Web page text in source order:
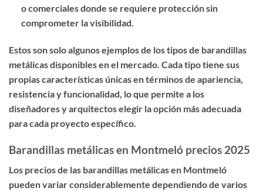
o comerciales donde se requiere protección sin
comprometer la visibilidad.
Estos son solo algunos ejemplos de los tipos de barandillas
metálicas disponibles en el mercado. Cada tipo tiene sus
propias características únicas en términos de apariencia,
resistencia y funcionalidad, lo que permite a los
diseñadores y arquitectos elegir la opción más adecuada
para cada proyecto específico.
Barandillas metálicas en Montmeló precios 2025
Los precios de las barandillas metálicas en Montmeló
pueden variar considerablemente dependiendo de varios